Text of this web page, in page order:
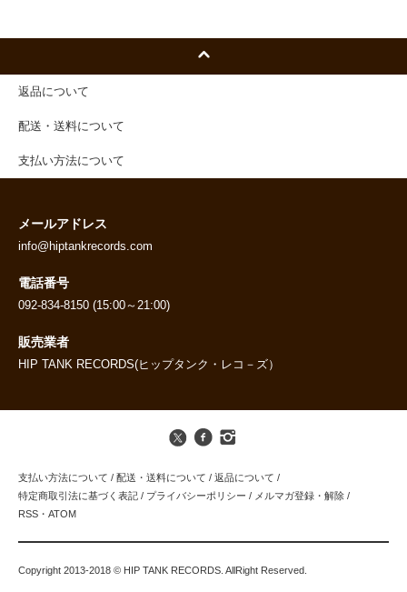
返品について
配送・送料について
支払い方法について
メールアドレス
info@hiptankrecords.com
電話番号
092-834-8150 (15:00～21:00)
販売業者
HIP TANK RECORDS(ヒップタンク・レコ－ズ）
支払い方法について / 配送・送料について / 返品について /
特定商取引法に基づく表記 / プライバシーポリシー / メルマガ登録・解除 /
RSS ・ ATOM
Copyright 2013-2018 © HIP TANK RECORDS. AllRight Reserved.